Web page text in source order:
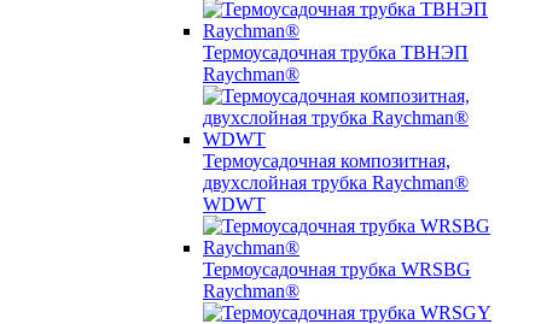
Термоусадочная трубка ТВНЭП
Raychman®
Термоусадочная композитная,
двухслойная трубка Raychman®
WDWT
Термоусадочная трубка WRSBG
Raychman®